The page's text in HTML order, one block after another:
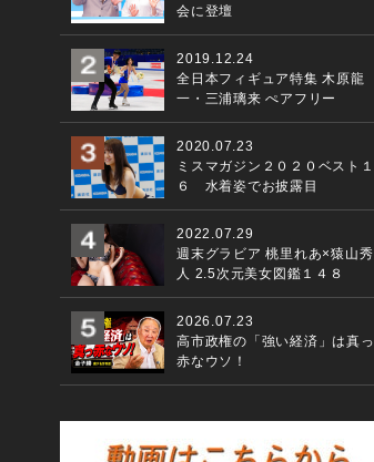
会に登壇
2019.12.24
全日本フィギュア特集 木原龍
一・三浦璃来 ぺアフリー
2020.07.23
ミスマガジン２０２０ベスト１
６ 水着姿でお披露目
2022.07.29
週末グラビア 桃里れあ×猿山秀
人 2.5次元美女図鑑１４８
2026.07.23
高市政権の「強い経済」は真っ
赤なウソ！